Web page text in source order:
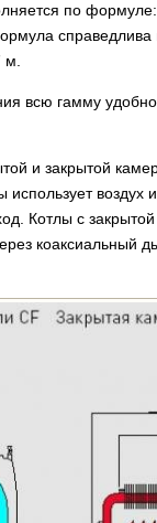
по
всю гамму
и закрытой
использует
Котлы с
коаксиальный